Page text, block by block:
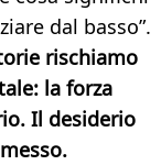
dal basso”.
rischiamo
la forza
Il desiderio